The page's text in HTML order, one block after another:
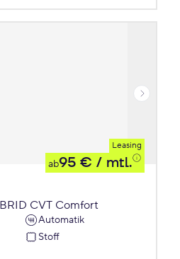
Leasing
ab95 € / mtl.
CVT Comfort
Automatik
Stoff